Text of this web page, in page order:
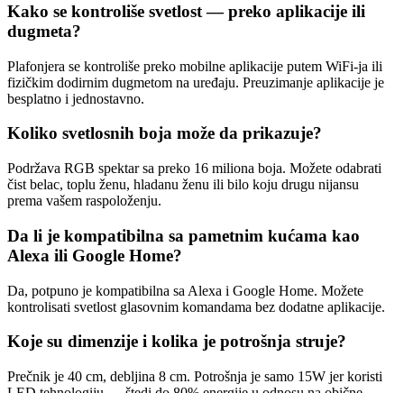
Kako se kontroliše svetlost — preko aplikacije ili
dugmeta?
Plafonjera se kontroliše preko mobilne aplikacije putem WiFi-ja ili
fizičkim dodirnim dugmetom na uređaju. Preuzimanje aplikacije je
besplatno i jednostavno.
Koliko svetlosnih boja može da prikazuje?
Podržava RGB spektar sa preko 16 miliona boja. Možete odabrati
čist belac, toplu ženu, hladanu ženu ili bilo koju drugu nijansu
prema vašem raspoloženju.
Da li je kompatibilna sa pametnim kućama kao
Alexa ili Google Home?
Da, potpuno je kompatibilna sa Alexa i Google Home. Možete
kontrolisati svetlost glasovnim komandama bez dodatne aplikacije.
Koje su dimenzije i kolika je potrošnja struje?
Prečnik je 40 cm, debljina 8 cm. Potrošnja je samo 15W jer koristi